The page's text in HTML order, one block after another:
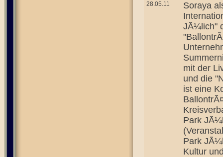
28.05.11
Soraya
JÃ¼lich"
mit der
und die
ist eine
Park
Park
Kultur